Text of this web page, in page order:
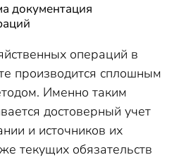
документация
операций в
производится сплошным
Именно таким
достоверный учет
и источников их
текущих обязательств